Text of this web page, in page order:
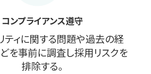
コンプライアンス遵守
ティに関する問題や過去の経
を事前に調査し採用リスクを
排除する。